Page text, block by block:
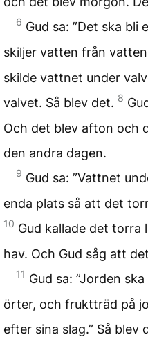
6 Gud sa: ”Det ska
skiljer vatten från
skilde vattnet under
valvet. Så blev det. 8
Och det blev afton och
den andra dagen.
9 Gud sa: ”Vattnet
enda plats så att det
10 Gud kallade det torra
hav. Och Gud såg att
11 Gud sa: ”Jorden
örter, och fruktträd på
efter sina slag.” Så blev